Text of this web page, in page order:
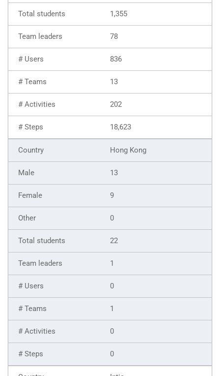
1,355
78
836
13
202
18,623
Hong Kong
13
9
0
22
1
0
1
0
0